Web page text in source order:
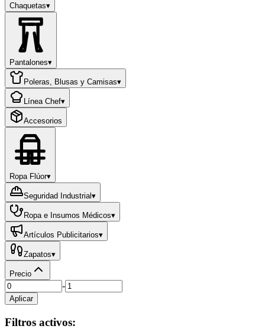
Chaquetas▾
Pantalones▾
Poleras, Blusas y Camisas▾
Línea Chef▾
Accesorios
Ropa Flúor▾
Seguridad Industrial ▾
Ropa e Insumos Médicos▾
Artículos Publicitarios▾
Zapatos▾
Precio
-
Aplicar
Filtros activos: